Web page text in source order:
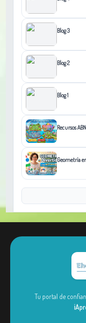
Blog 3
Blog 2
Blog 1
Recursos
Geometría
Tu portal de